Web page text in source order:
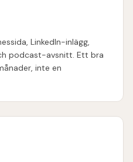
LinkedIn-inlägg,
podcast-avsnitt. Ett bra
inte en